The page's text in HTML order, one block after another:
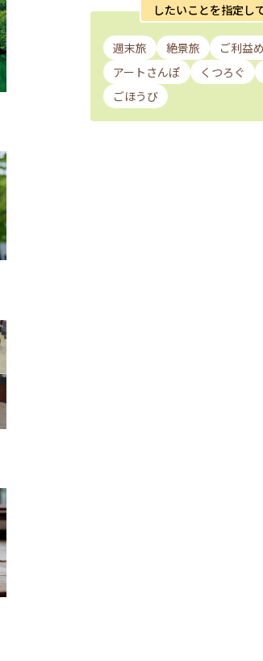
したいことを指定し
週末旅 絶景旅
ご利益
アートさんぽ
くつろぐ
ごほうび